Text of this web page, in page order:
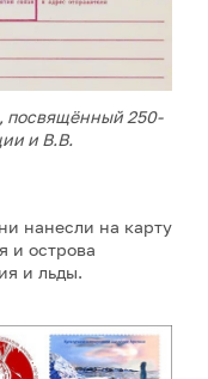
посвящённый 250-
и В.В.
нанесли на карту
и острова
и льды.